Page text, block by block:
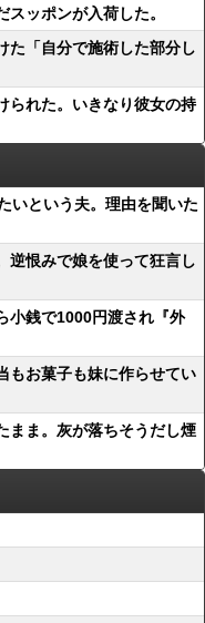
ッポンが入荷した。
た「自分で施術した部分し
られた。いきなり彼女の持
いという夫。理由を聞いた
逆恨みで娘を使って狂言し
小銭で1000円渡され『外
もお菓子も妹に作らせてい
まま。灰が落ちそうだし煙